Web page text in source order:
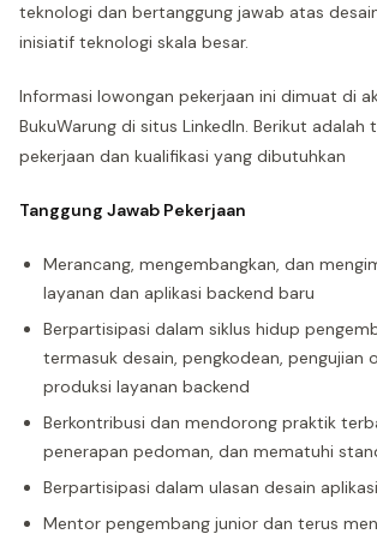
teknologi dan bertanggung jawab atas
inisiatif teknologi skala besar.
Informasi lowongan pekerjaan ini dimuat di
BukuWarung di situs LinkedIn. Berikut adalah
pekerjaan dan kualifikasi yang dibutuhkan
Tanggung Jawab Pekerjaan
Merancang, mengembangkan, dan
layanan dan aplikasi backend baru
Berpartisipasi dalam siklus hidup
termasuk desain, pengkodean, pengujian
produksi layanan backend
Berkontribusi dan mendorong praktik
penerapan pedoman, dan mematuhi
Berpartisipasi dalam ulasan desain aplikasi
Mentor pengembang junior dan terus